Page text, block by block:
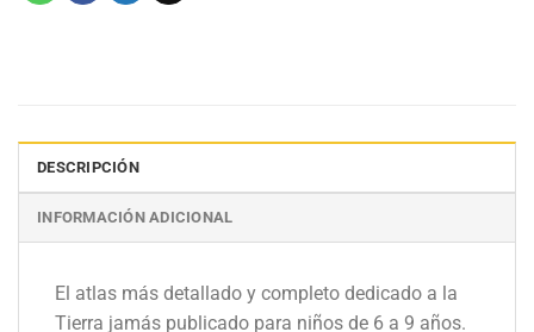
DESCRIPCIÓN
INFORMACIÓN ADICIONAL
El atlas más detallado y completo dedicado a la
Tierra jamás publicado para niños de 6 a 9 años.